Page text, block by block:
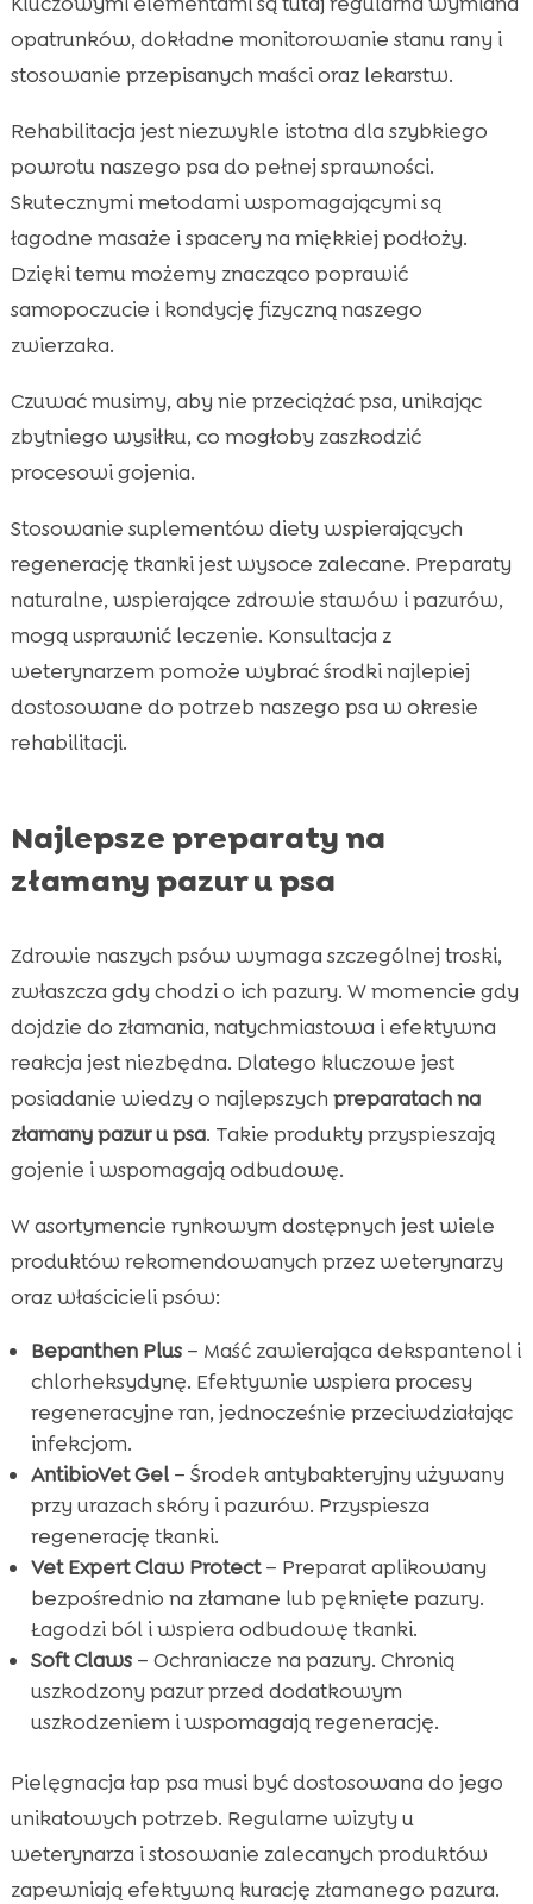
opatrunków, dokładne monitorowanie stanu rany i
stosowanie przepisanych maści oraz lekarstw.
Rehabilitacja jest niezwykle istotna dla szybkiego
powrotu naszego psa do pełnej sprawności.
Skutecznymi metodami wspomagającymi są
łagodne masaże i spacery na miękkiej podłoży.
Dzięki temu możemy znacząco poprawić
samopoczucie i kondycję fizyczną naszego
zwierzaka.
Czuwać musimy, aby nie przeciążać psa, unikając
zbytniego wysiłku, co mogłoby zaszkodzić
procesowi gojenia.
Stosowanie suplementów diety wspierających
regenerację tkanki jest wysoce zalecane. Preparaty
naturalne, wspierające zdrowie stawów i pazurów,
mogą usprawnić leczenie. Konsultacja z
weterynarzem pomoże wybrać środki najlepiej
dostosowane do potrzeb naszego psa w okresie
rehabilitacji.
Najlepsze preparaty na
złamany pazur u psa
Zdrowie naszych psów wymaga szczególnej troski,
zwłaszcza gdy chodzi o ich pazury. W momencie gdy
dojdzie do złamania, natychmiastowa i efektywna
reakcja jest niezbędna. Dlatego kluczowe jest
posiadanie wiedzy o najlepszych preparatach na
złamany pazur u psa. Takie produkty przyspieszają
gojenie i wspomagają odbudowę.
W asortymencie rynkowym dostępnych jest wiele
produktów rekomendowanych przez weterynarzy
oraz właścicieli psów:
Bepanthen Plus– Maść zawierająca dekspantenol i
chlorheksydynę. Efektywnie wspiera procesy
regeneracyjne ran, jednocześnie przeciwdziałając
infekcjom.
AntibioVet Gel– Środek antybakteryjny używany
przy urazach skóry i pazurów. Przyspiesza
regenerację tkanki.
Vet Expert Claw Protect– Preparat aplikowany
bezpośrednio na złamane lub pęknięte pazury.
Łagodzi ból i wspiera odbudowę tkanki.
Soft Claws– Ochraniacze na pazury. Chronią
uszkodzony pazur przed dodatkowym
uszkodzeniem i wspomagają regenerację.
Pielęgnacja łap psa musi być dostosowana do jego
unikatowych potrzeb. Regularne wizyty u
weterynarza i stosowanie zalecanych produktów
zapewniają efektywną kurację złamanego pazura.